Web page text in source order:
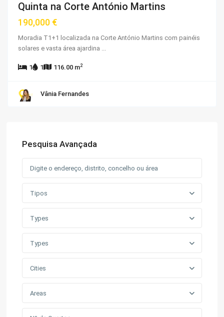
Quinta na Corte António Martins
190,000 €
Moradia T1+1 localizada na Corte António Martins com painéis
solares e vasta área ajardina ...
1 1 116.00 m2
Vânia Fernandes
Pesquisa Avançada
Tipos
Types
Types
Cities
Areas